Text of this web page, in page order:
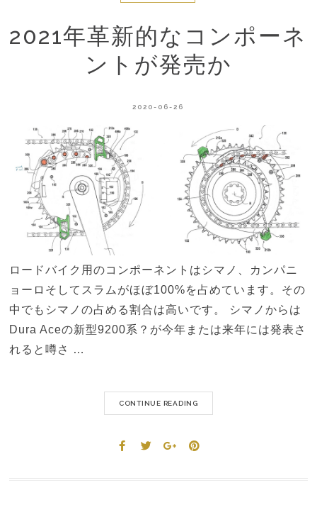
2021年革新的なコンポーネ
ントが発売か
2020-06-26
ロードバイク用のコンポーネントはシマノ、カンパニ
ョーロそしてスラムがほぼ100%を占めています。その
中でもシマノの占める割合は高いです。 シマノからは
Dura Aceの新型9200系？が今年または来年には発表さ
れると噂さ …
CONTINUE READING